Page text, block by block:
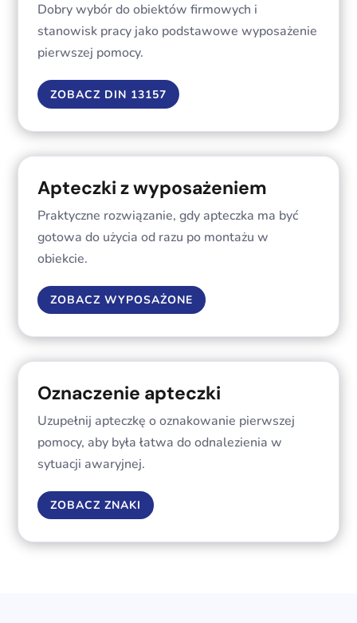
Dobry wybór do obiektów firmowych i
stanowisk pracy jako podstawowe wyposażenie
pierwszej pomocy.
ZOBACZ DIN 13157
Apteczki z wyposażeniem
Praktyczne rozwiązanie, gdy apteczka ma być
gotowa do użycia od razu po montażu w
obiekcie.
ZOBACZ WYPOSAŻONE
Oznaczenie apteczki
Uzupełnij apteczkę o oznakowanie pierwszej
pomocy, aby była łatwa do odnalezienia w
sytuacji awaryjnej.
ZOBACZ ZNAKI